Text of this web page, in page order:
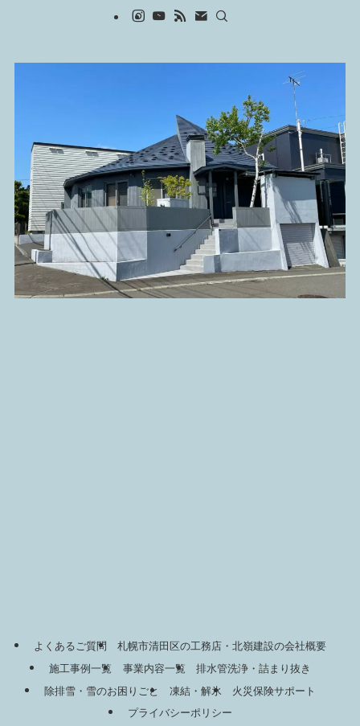
よくあるご質問
札幌市清田区の工務店・北嶺建設の会社概要
施工事例一覧
事業内容一覧
排水管洗浄・詰まり抜き
除排雪・雪のお困りごと
凍結・解氷
火災保険サポート
プライバシーポリシー